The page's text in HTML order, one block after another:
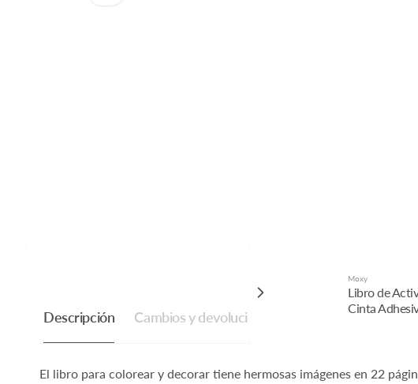
Moxy
Libro de
Cinta
Descripción Cambios y devoluciones Tiempos de entrega
El libro para colorear y decorar tiene hermosas imágenes en 22